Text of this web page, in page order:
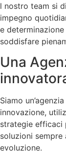
l nostro team si
impegno
e
soddisfare
Una
Siamo
innovazione,
strategie efficaci
soluzioni
evoluzione.